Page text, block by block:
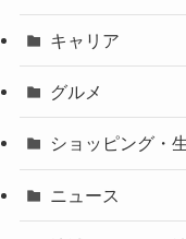
キャリア
グルメ
ショッピング・
ニュース